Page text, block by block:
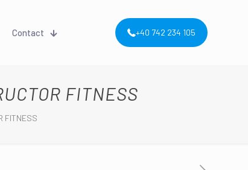
Contact +40 742 234 105
FITNESS
FITNESS